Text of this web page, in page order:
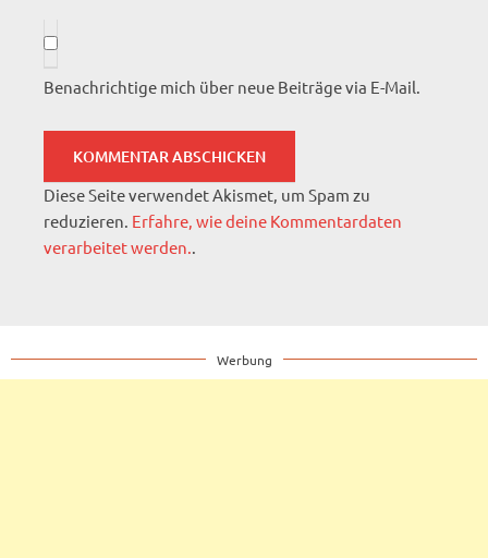
Benachrichtige mich über neue Beiträge via E-Mail.
Diese Seite verwendet Akismet, um Spam zu
reduzieren. Erfahre, wie deine Kommentardaten
verarbeitet werden.
Werbung